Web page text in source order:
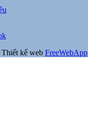
kế web FreeWebApp